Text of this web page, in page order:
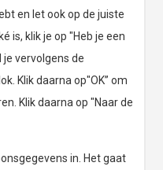
en let ook op de juiste
is, klik je op "Heb je een
je vervolgens de
Klik daarna op"OK” om
Klik daarna op "Naar de
in. Het gaat